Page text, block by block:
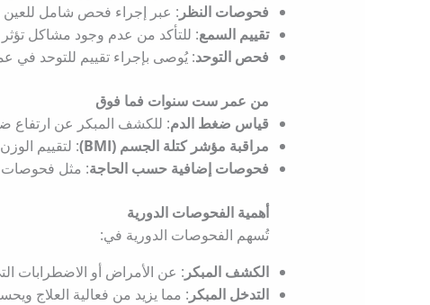
فحوصات النظر : عبر إجراء فحص شامل للعين بين سن 3 إلى 5 سنوات للكشف عن مشكلات مثل
تقييم السمع: للتأكد من عدم وجود مشاكل تؤثر
فحص التوحد: يُوصى بإجراء تقييم للتوحد في عمر 18 و24 شهرًا للكشف المبكر والتدخل
من عمر ست سنوات فما فوق
قياس ضغط الدم: للكشف المبكر عن ارتفاع
مراقبة مؤشر كتلة الجسم (BMI)
: لتقييم
فحوصات إضافية حسب الحاجة: مثل فحوصات
أهمية الفحوصات الدورية
تُسهم الفحوصات الدورية في:​
الكشف المبكر : عن الأمراض أو الاضطرابات
التدخل المبكر : مما يزيد من فعالية العلاج